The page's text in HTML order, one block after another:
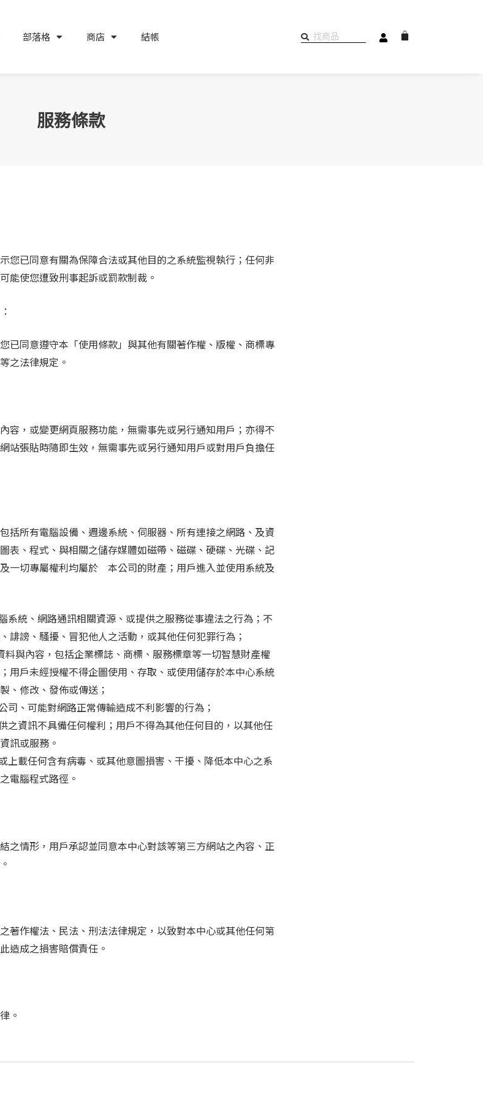
部落格 商店 結帳 購
物
服務條款
您已同意有關為保障合法或其他目的之系統監視執行；任何非
能使您遭致刑事起訴或罰款制裁。
：
已同意遵守本「使用條款」與其他有關著作權、版權、商標專
之法律規定。
容，或變更網頁服務功能，無需事先或另行通知用戶；亦得不
站張貼時隨即生效，無需事先或另行通知用戶或對用戶負擔任
括所有電腦設備、週邊系統、伺服器、所有連接之網路、及資
表、程式、與相關之儲存媒體如磁帶、磁碟、硬碟、光碟、記
一切專屬權利均屬於 本公司的財產；用戶進入並使用系統及
系統、網路通訊相關資源、或提供之服務從事違法之行為；不
誹謗、騷擾、冒犯他人之活動，或其他任何犯罪行為；
與內容，包括企業標誌、商標、服務標章等一切智慧財產權
用戶未經授權不得企圖使用、存取、或使用儲存於本中心系統
、修改、發佈或傳送；
司、可能對網路正常傳輸造成不利影響的行為；
之資訊不具備任何權利；用戶不得為其他任何目的，以其他任
訊或服務。
上載任何含有病毒、或其他意圖損害、干擾、降低本中心之系
電腦程式路徑。
之情形，用戶承認並同意本中心對該等第三方網站之內容、正
著作權法、民法、刑法法律規定，以致對本中心或其他任何第
造成之損害賠償責任。
。